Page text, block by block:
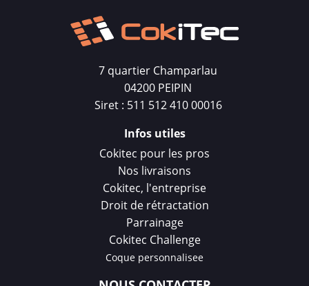
7 quartier Champarlau
04200 PEIPIN
Siret : 511 512 410 00016
Infos utiles
Cokitec pour les pros
Nos livraisons
Cokitec, l'entreprise
Droit de rétractation
Parrainage
Cokitec Challenge
Coque personnalisee